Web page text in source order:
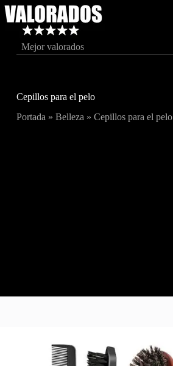
Saltar
al
contenido
Mejor valorados
Cepillos para el pelo
Portada » Belleza » Cepillos para el pelo